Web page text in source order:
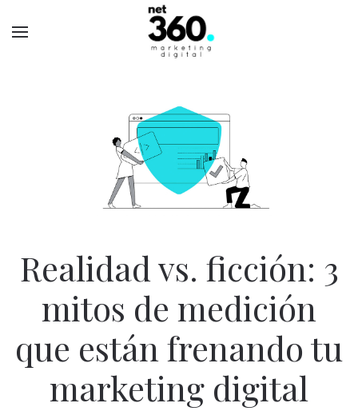
Realidad vs. ficción: 3
mitos de medición
que están frenando tu
marketing digital